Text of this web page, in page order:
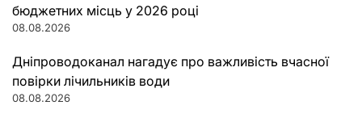
бюджетних місць у 2026 році
08.08.2026
Дніпроводоканал нагадує про важливість вчасної
повірки лічильників води
08.08.2026